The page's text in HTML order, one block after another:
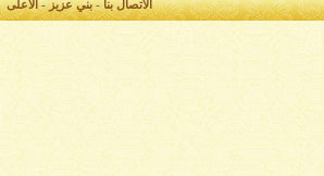
الاتصال بنا-بني عزيز-الأعلى